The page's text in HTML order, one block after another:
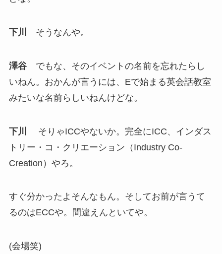
下川 そうなんや。
澤谷でもな、そのイベントの名前を忘れたらし
いねん。おかんが言うには、Eで始まる英会話教室
みたいな名前らしいねんけどな。
下川
そりゃICCやないか。完全にICC、インダス
トリー・コ・クリエーション（Industry Co-
Creation）やろ。
すぐ分かったよそんなもん。そしてお前が言うて
るのはECCや。間違えんといてや。
(会場笑)